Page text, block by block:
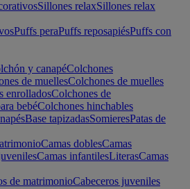
Sillones relaxSillones relax
Puffs peraPuffs reposapiésPuffs con
y canapéColchones
de muellesColchones de muelles
enrolladosColchones de
bebéColchones hinchables
Base tapizadasSomieresPatas de
Camas doblesCamas
Camas infantilesLiterasCamas
de matrimonioCabeceros juveniles